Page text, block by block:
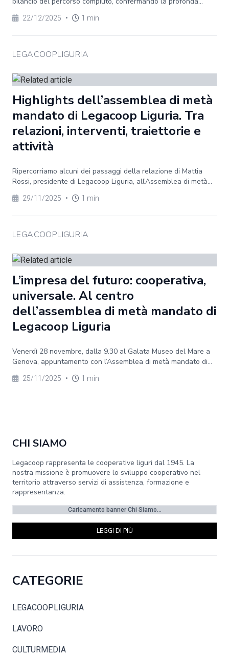
22/12/2025 • 1 min
LEGACOOPLIGURIA
Highlights dell’assemblea di metà
mandato di Legacoop Liguria. Tra
relazioni, interventi, traiettorie e
attività
Ripercorriamo alcuni dei passaggi della relazione di Mattia
Rossi, presidente di Legacoop Liguria, all’Assemblea di metà...
29/11/2025 • 1 min
LEGACOOPLIGURIA
L’impresa del futuro: cooperativa,
universale. Al centro
dell’assemblea di metà mandato di
Legacoop Liguria
Venerdì 28 novembre, dalla 9.30 al Galata Museo del Mare a
Genova, appuntamento con l’Assemblea di metà mandato di...
25/11/2025 • 1 min
CHI SIAMO
Legacoop rappresenta le cooperative liguri dal 1945. La
nostra missione è promuovere lo sviluppo cooperativo nel
territorio attraverso servizi di assistenza, formazione e
rappresentanza.
Caricamento banner Chi Siamo...
LEGGI DI PIÙ
CATEGORIE
LEGACOOPLIGURIA
LAVORO
CULTURMEDIA